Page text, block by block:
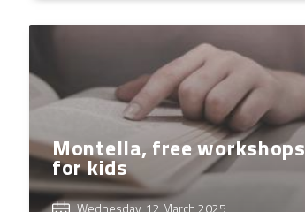
Montella, free workshops
for kids